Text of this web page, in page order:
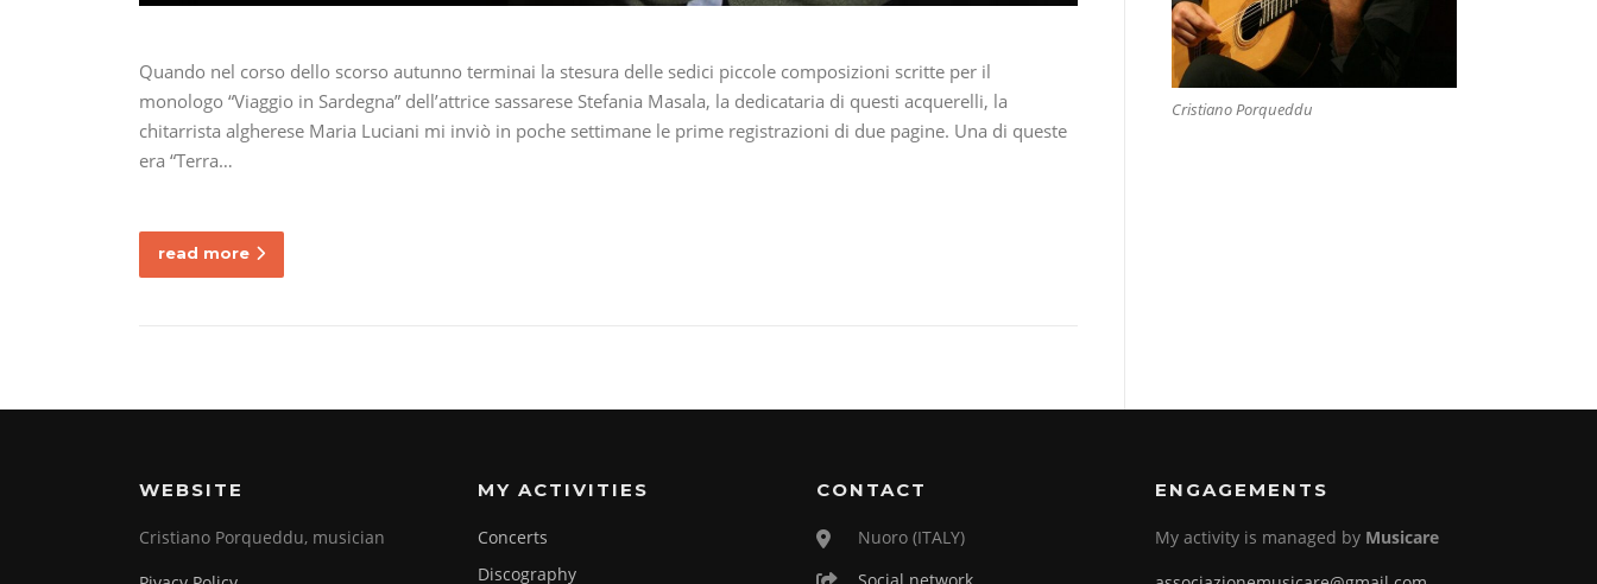
Quando nel corso dello scorso autunno terminai la stesura delle sedici piccole composizioni scritte per il
monologo “Viaggio in Sardegna” dell’attrice sassarese Stefania Masala, la dedicataria di questi acquerelli, la
chitarrista algherese Maria Luciani mi inviò in poche settimane le prime registrazioni di due pagine. Una di queste
era “Terra…
read more
Cristiano Porqueddu
WEBSITE
Cristiano Porqueddu, musician
MY ACTIVITIES
Concerts
Discography
CONTACT
Nuoro (ITALY)
ENGAGEMENTS
My activity is managed by Musicare